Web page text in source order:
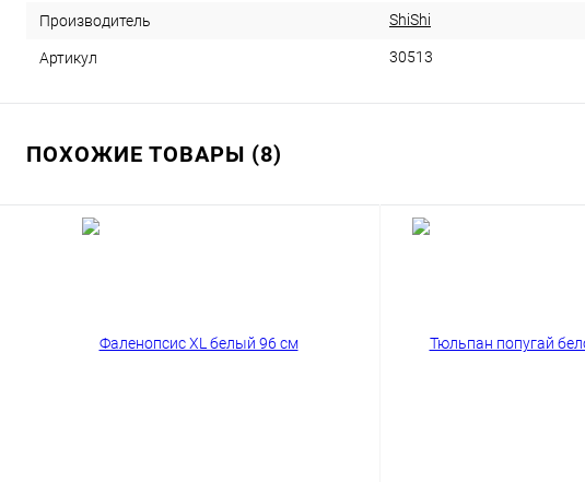
Производитель ShiShi
Артикул 30513
ПОХОЖИЕ ТОВАРЫ (8)